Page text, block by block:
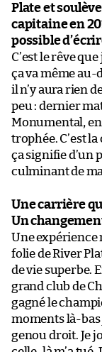
Plate et
capitaine en
possible
C’est le rêve
ça va même au-
il n’y aura rien
peu : dernier
Monumental,
trophée. C’est
ça signifie d’un
culminant de
Une carrière
Un
Une expérience
folie de River
de vie superbe.
grand club de
gagné le
moments là-bas
genou droit. Je